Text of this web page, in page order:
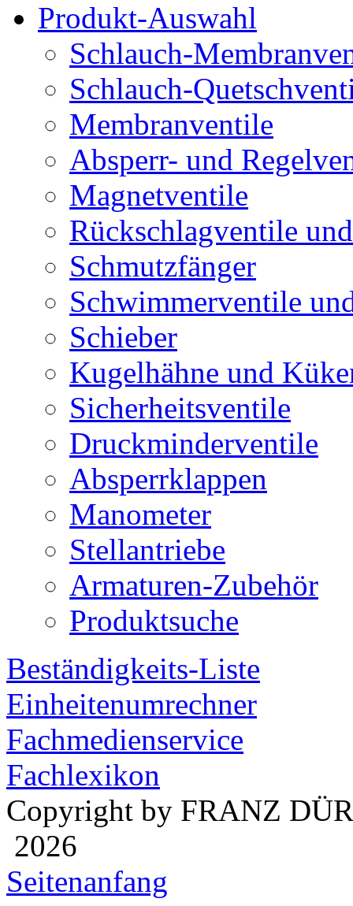
Produkt-Auswahl
Schlauch-
Schlauch-
Membranventile
Absperr- und
Magnetventile
Rückschlagventile
Schmutzfänger
Schwimmerventile
Schieber
Kugelhähne und
Sicherheitsventile
Druckminderventile
Absperrklappen
Manometer
Stellantriebe
Armaturen-Zubehör
Produktsuche
Beständigkeits-Liste
Einheitenumrechner
Fachmedienservice
Fachlexikon
Copyright by FRANZ
2026
Seitenanfang